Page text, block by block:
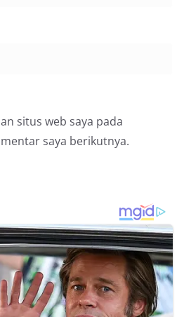
situs web saya pada
saya berikutnya.